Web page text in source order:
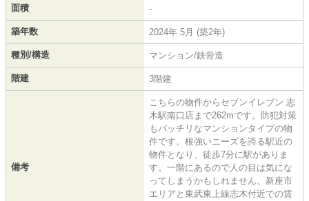
面積 -
築年数 2024年 5月 (築2年)
種別/構造 マンション/鉄骨造
階建 3階建
備考
こちらの物件からセブンイレブン 志
木駅南口店まで262mです。防犯対策
もバッチリなマンションタイプの物
件です。根強いニーズを誇る駅近の
物件となり、徒歩7分に駅がありま
す。一階にあるので人の目は気にな
ってしまうかもしれません。新座市
エリアと東武東上線志木付近での賃